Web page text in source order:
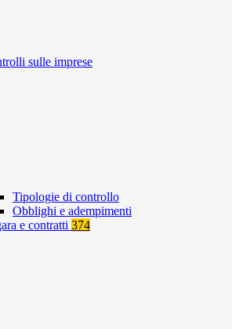
sulle imprese
Tipologie di controllo
Obblighi e adempimenti
e contratti 374